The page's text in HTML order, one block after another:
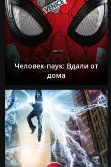
Человек-паук: Вдали от
дома